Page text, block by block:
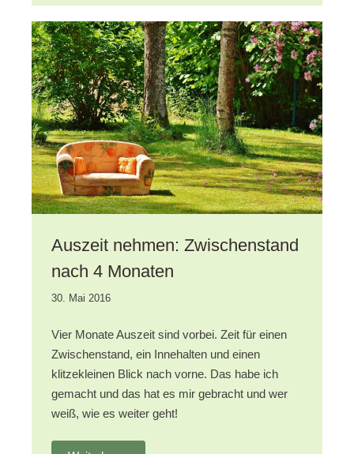
allein
zu
Haus
–
Rückblick
auf’s
Jahr
2016
Auszeit nehmen: Zwischenstand
nach 4 Monaten
30. Mai 201619.
2020
Vier Monate Auszeit sind vorbei. Zeit für einen
Zwischenstand, ein Innehalten und einen
klitzekleinen Blick nach vorne. Das habe ich
gemacht und das hat es mir gebracht und wer
weiß, wie es weiter geht!